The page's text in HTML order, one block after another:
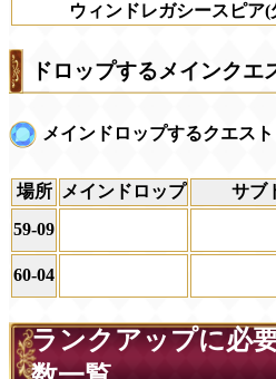
ウィンドレガシースピア(
ドロップするメインクエ
メインドロップするクエスト
場所 メインドロップ
サブ
59-09
60-04
ランクアップに必